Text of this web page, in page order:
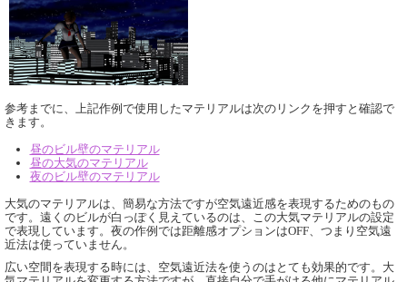
参考までに、上記作例で使用したマテリアルは次のリンクを押すと確認で
きます。
昼のビル壁のマテリアル
昼の大気のマテリアル
夜のビル壁のマテリアル
大気のマテリアルは、簡易な方法ですが空気遠近感を表現するためのもの
です。遠くのビルが白っぽく見えているのは、この大気マテリアルの設定
で表現しています。夜の作例では距離感オプションはOFF、つまり空気遠
近法は使っていません。
広い空間を表現する時には、空気遠近法を使うのはとても効果的です。大